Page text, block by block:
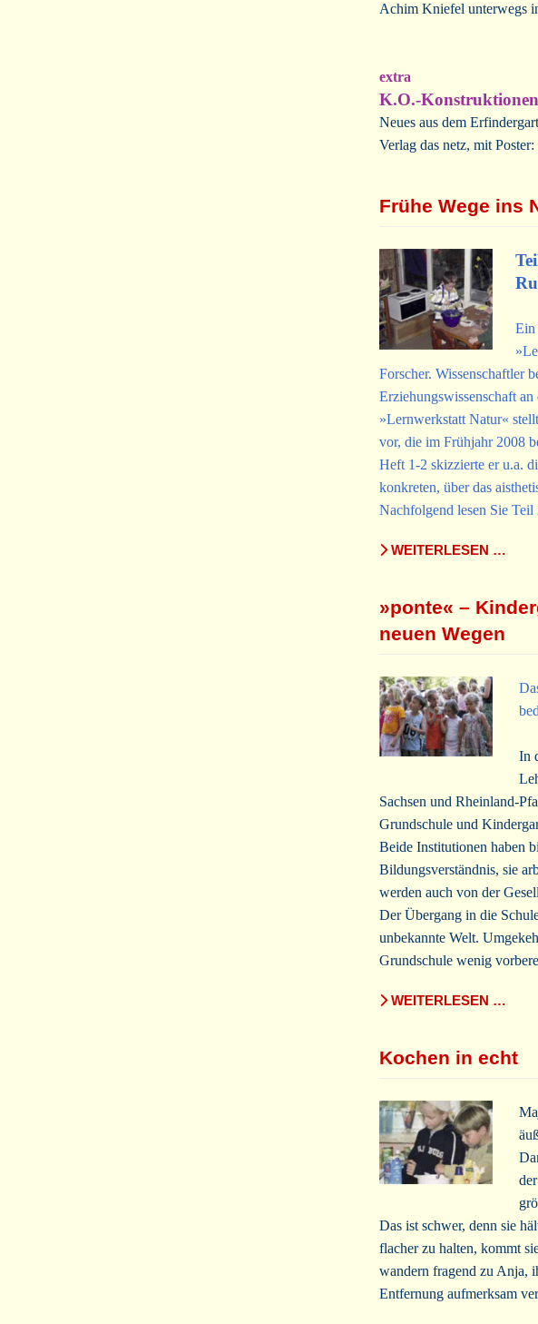
Achim Kniefel unterwegs
extra
K.O.-Konstruktionen
Neues aus dem
Verlag das netz, mit
Frühe Wege ins
Ein
Forscher. Wissenschaftler
Erziehungswissenschaft
»Lernwerkstatt Natur«
vor, die im Frühjahr 2008
Heft 1-2 skizzierte er u.a.
konkreten, über das
Nachfolgend lesen Sie Teil
WEITERLESEN …
»ponte« –
neuen Wegen
In
Sachsen und Rheinland-
Grundschule und
Beide Institutionen haben
Bildungsverständnis, sie
werden auch von der
Der Übergang in die
unbekannte Welt.
Grundschule wenig
WEITERLESEN …
Kochen in echt
Das ist schwer, denn sie
flacher zu halten, kommt
wandern fragend zu Anja,
Entfernung aufmerksam